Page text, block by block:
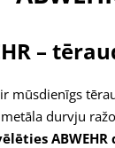
–
ir mūsdienīgs
durvju
ABWEHR